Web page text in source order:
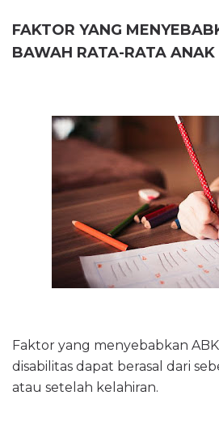
FAKTOR YANG
BAWAH RATA-RATA ANAK
Faktor yang menyebabkan
disabilitas dapat berasal dari
atau setelah kelahiran.